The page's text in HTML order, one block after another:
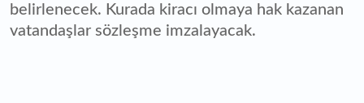
belirlenecek. Kurada kiracı olmaya hak kazanan
vatandaşlar sözleşme imzalayacak.